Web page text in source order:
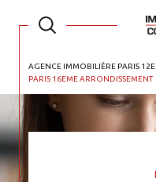
AGENCE IMMOBILIÈRE PARIS 12E
PARIS 16EME ARRONDISSEMENT